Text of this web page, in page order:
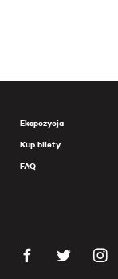
Ekspozycja
Kup bilety
FAQ